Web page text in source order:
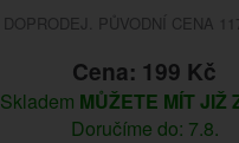
DOPRODEJ. PŮVODNÍ CENA
Cena: 199 Kč
Skladem MŮŽETE MÍT JIŽ
Doručíme do: 7.8.